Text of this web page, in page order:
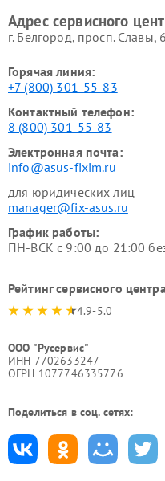
Адрес сервисного
г. Белгород, просп. Славы,
Горячая линия:
+7 (800) 301-55-83
Контактный телефон:
8 (800) 301-55-83
Электронная почта:
info@asus-fixim.ru
для юридических лиц
manager@fix-asus.ru
График работы:
ПН-ВСК с 9:00 до 21:00
Рейтинг сервисного
4.9-5.0
ООО "Русервис"
ИНН 7702633247
ОГРН 1077746335776
Поделиться в соц. сетях: